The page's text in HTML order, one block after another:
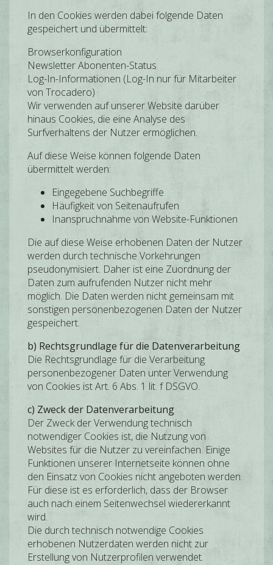
In den Cookies werden dabei folgende Daten
gespeichert und übermittelt:
Browserkonfiguration
Newsletter Abonenten-Status
Log-In-Informationen (Log-In nur für Mitarbeiter
von Trocadero)
Wir verwenden auf unserer Website darüber
hinaus Cookies, die eine Analyse des
Surfverhaltens der Nutzer ermöglichen.
Auf diese Weise können folgende Daten
übermittelt werden:
Eingegebene Suchbegriffe
Häufigkeit von Seitenaufrufen
Inanspruchnahme von Website-Funktionen
Die auf diese Weise erhobenen Daten der Nutzer
werden durch technische Vorkehrungen
pseudonymisiert. Daher ist eine Zuordnung der
Daten zum aufrufenden Nutzer nicht mehr
möglich. Die Daten werden nicht gemeinsam mit
sonstigen personenbezogenen Daten der Nutzer
gespeichert.
b) Rechtsgrundlage für die Datenverarbeitung
Die Rechtsgrundlage für die Verarbeitung
personenbezogener Daten unter Verwendung
von Cookies ist Art. 6 Abs. 1 lit. f DSGVO.
c) Zweck der Datenverarbeitung
Der Zweck der Verwendung technisch
notwendiger Cookies ist, die Nutzung von
Websites für die Nutzer zu vereinfachen. Einige
Funktionen unserer Internetseite können ohne
den Einsatz von Cookies nicht angeboten werden.
Für diese ist es erforderlich, dass der Browser
auch nach einem Seitenwechsel wiedererkannt
wird.
Die durch technisch notwendige Cookies
erhobenen Nutzerdaten werden nicht zur
Erstellung von Nutzerprofilen verwendet.